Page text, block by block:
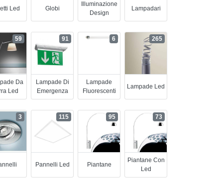
Led Globi
Illuminazione
Design
Lampadari
Da
Led
59
Lampade Di
Emergenza
91
Lampade
Fluorescenti
6
Lampade Led
265
3
Pannelli Led
115
Piantane
95
Piantane Con
Led
73